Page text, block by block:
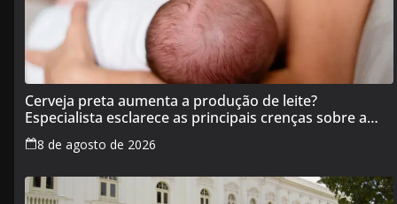
Cerveja preta aumenta a produção de leite?
Especialista esclarece as principais crenças sobre a
alimentação durante a amamentação
8 de agosto de 2026